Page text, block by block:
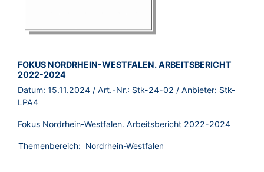
BROSCHÜRE:
FOKUS NORDRHEIN-WESTFALEN. ARBEITSBERICHT
2022-2024
Datum: 15.11.2024 / Art.-Nr.: Stk-24-02 / Anbieter: Stk-
LPA4
Fokus Nordrhein-Westfalen. Arbeitsbericht 2022-2024
Themenbereich: Nordrhein-Westfalen